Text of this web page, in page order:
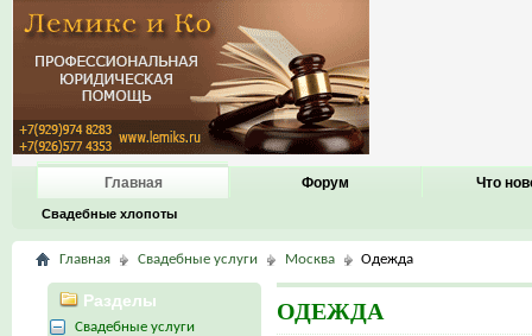
Главная
Свадебные хлопоты
Форум Что
Главная Свадебные услуги Москва Одежда
ОДЕЖДА
Разделы
Свадебные услуги